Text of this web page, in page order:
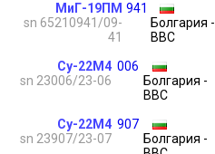
МиГ-19ПМ
sn 65210941/09-
41
941
Болгария -
ВВС
Су-22М4
sn 23006/23-06
006
Болгария -
ВВС
Су-22М4
sn 23907/23-07
907
Болгария -